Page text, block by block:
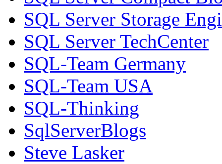
SQL Server Storage
SQL Server TechCenter
SQL-Team Germany
SQL-Team USA
SQL-Thinking
SqlServerBlogs
Steve Lasker